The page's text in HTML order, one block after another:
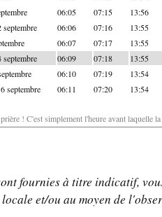
06:05 07:15 13:56
06:06 07:16 13:55
06:07 07:17 13:55
septembre 06:09 07:18 13:55
06:10 07:19 13:54
septembre 06:11 07:20 13:54
! C'est simplement l'heure avant laquelle
fournies à titre indicatif,
et/ou au moyen de